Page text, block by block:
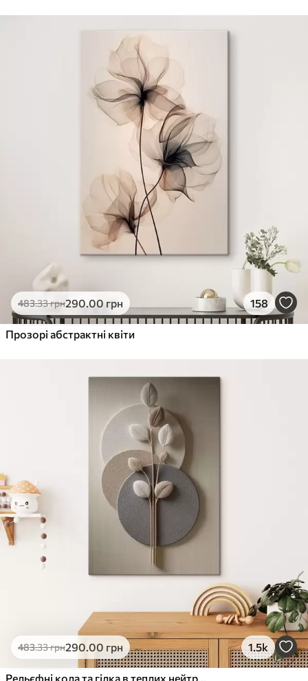
Від290.00грн
Яскраві, насичені кольори
Стійкість до вицвітання
Безпечне чорнило без запаху
Поверхня з текстурою полотна
Екологічний матеріал
Яскраві, насичені кольори
Стійкість до вицвітання
Безпечне чорнило без запаху
Поверхня з текстурою полотна
Екологічний матеріал
Еко-Преміум
.00грн
✓Яскраві, насичені кольори
Поверхня з текстурою полотна
483.33грн290.00 грн 158
Прозорі абстрактні квіти
483.33грн290.00 грн 1.5k
Рельєфні кола та гілка в теплих нейтральних тонах